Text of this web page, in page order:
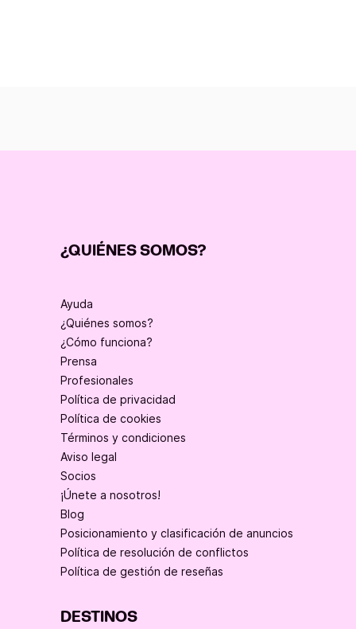
¿QUIÉNES SOMOS?
Ayuda
¿Quiénes somos?
¿Cómo funciona?
Prensa
Profesionales
Política de privacidad
Política de cookies
Términos y condiciones
Aviso legal
Socios
¡Únete a nosotros!
Blog
Posicionamiento y clasificación de anuncios
Política de resolución de conflictos
Política de gestión de reseñas
DESTINOS